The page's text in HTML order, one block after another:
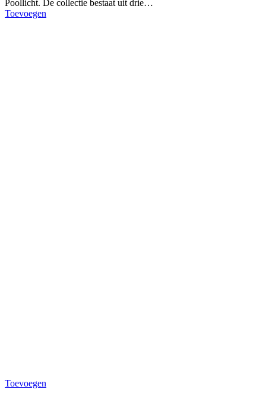
Poollicht. De collectie bestaat uit drie…
Toevoegen
Toevoegen